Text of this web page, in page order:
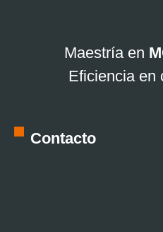
Maestría en
Eficiencia en
Contacto